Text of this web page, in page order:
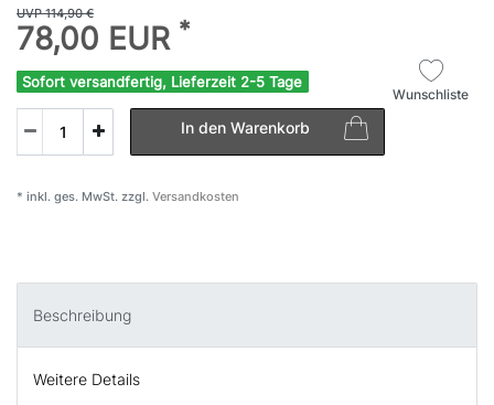
UVP 114,90 €
78,00 EUR *
Sofort versandfertig, Lieferzeit 2-5 Tage
In den Warenkorb
Wunschliste
* inkl. ges. MwSt. zzgl. Versandkosten
Beschreibung
Weitere Details